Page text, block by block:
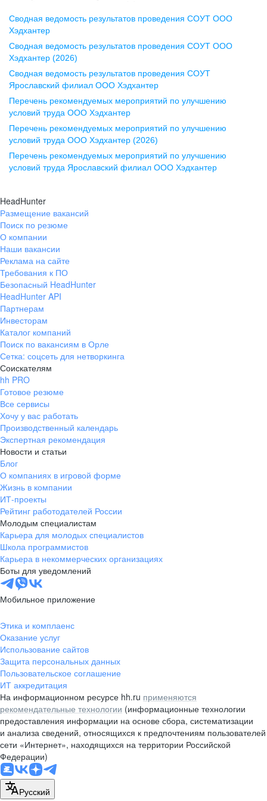
Воронеж
ул. Комиссаржевской, д. 10,
офис 1212
+7 473 280-05-05
pr@vrn.hh.ru
ул. Спартаковская, д. 2А, этаж 3,
помещение 15
+7 843 212-12-50
Екатеринбург
ул. Боевых Дружин, стр. 20,
+7 343 226-79-99
pr@ural.hh.ru
ул. Янковского, д. 169, 7 этаж,
706 каб.
+7 861 205-55-57
pr@krd.hh.ru
Владивосток
пер. Ланинский д. 4, офис 3.4
+7 423 202-33-28
pr@dv.hh.ru
Новосибирск
ул. Большевистская, д. 35,
помещение 21
+7 383 207-94-64
pr@nsk.hh.ru
Минск
пр-т Дзержинского, д. 57,
10 этаж, помещение 45-1
pr@rabota.by
Алматы
пр. Абая, д. 151, БЦ Алатау,
12 этаж, офис 1209
+7 727 232-13-13
pr@headhunter.com.kz
Сводная ведомость результатов проведения СОУТ ООО
Хэдхантер
Сводная ведомость результатов проведения СОУТ ООО
Хэдхантер (2026)
Сводная ведомость результатов проведения СОУТ
Ярославский филиал ООО Хэдхантер
Перечень рекомендуемых мероприятий по улучшению
условий труда ООО Хэдхантер
Перечень рекомендуемых мероприятий по улучшению
условий труда ООО Хэдхантер (2026)
Перечень рекомендуемых мероприятий по улучшению
условий труда Ярославский филиал ООО Хэдхантер
HeadHunter
Размещение вакансий
Поиск по резюме
О компании
Наши вакансии
Реклама на сайте
Требования к ПО
Безопасный HeadHunter
HeadHunter API
Партнерам
Инвесторам
Каталог компаний
Поиск по вакансиям в Орле
Сетка: соцсеть для нетворкинга
Соискателям
hh PRO
Готовое резюме
Все сервисы
Хочу у вас работать
Производственный календарь
Экспертная рекомендация
Новости и статьи
Блог
О компаниях в игровой форме
Жизнь в компании
ИТ-проекты
Рейтинг работодателей России
Молодым специалистам
Карьера для молодых специалистов
Школа программистов
Карьера в некоммерческих организациях
Боты для уведомлений
Мобильное приложение
Этика и комплаенс
Оказание услуг
Использование сайтов
Защита персональных данных
Пользовательское соглашение
ИТ аккредитация
На информационном ресурсе hh.ru применяются
рекомендательные технологии (информационные технологии
предоставления информации на основе сбора, систематизации
и анализа сведений, относящихся к предпочтениям пользователей
сети «Интернет», находящихся на территории Российской
Федерации)
Русский